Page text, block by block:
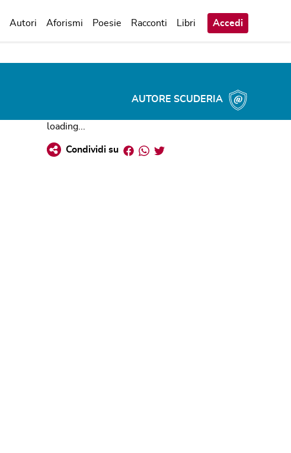
Autori Aforismi Poesie Racconti Libri Accedi
AUTORE SCUDERIA
loading...
Condividi su Facebook
Whatsapp
Twitter